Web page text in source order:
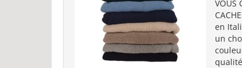
VOUS
en
un